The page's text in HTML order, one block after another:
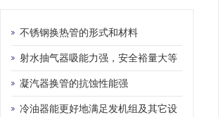
不锈钢换热管的形式和材料
射水抽气器吸能力强，安全裕量大等
优点
凝汽器换管的抗蚀性能强
冷油器能更好地满足发机组及其它设